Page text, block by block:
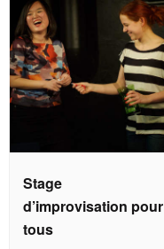
Stage
d’improvisation pour
tous